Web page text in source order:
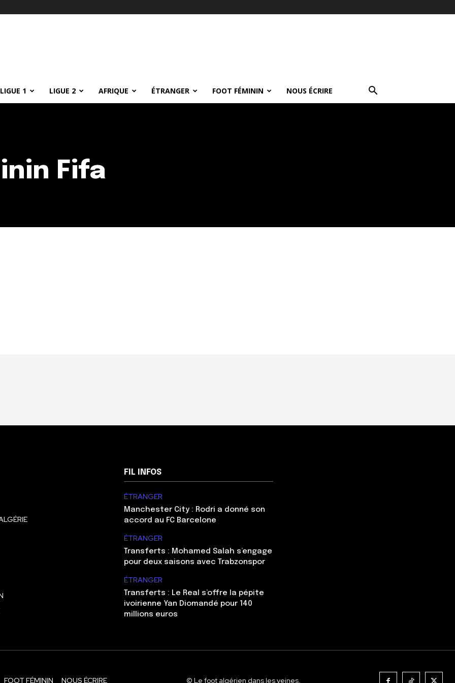
LIGUE 1 LIGUE 2 AFRIQUE ÉTRANGER FOOT FÉMININ NOUS ÉCRIRE
Fifa
FIL INFOS
ÉTRANGER
Manchester City : Rodri a donné son
accord au FC Barcelone
ÉTRANGER
Transferts : Mohamed Salah s’engage
pour deux saisons avec Trabzonspor
ÉTRANGER
Transferts : Le Real s’offre la pépite
ivoirienne Yan Diomandé pour 140
millions euros
FOOT FÉMININ NOUS ÉCRIRE © Le foot algérien dans les veines.